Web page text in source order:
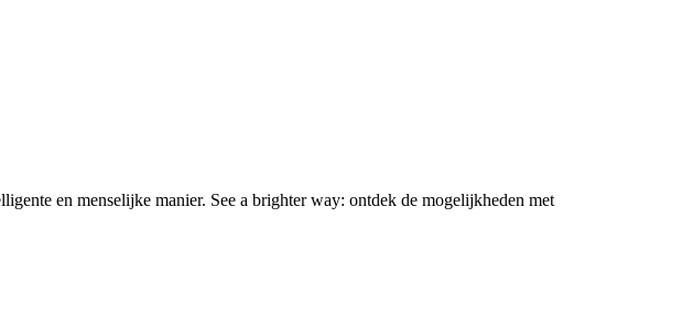
en menselijke manier. See a brighter way: ontdek de mogelijkheden met